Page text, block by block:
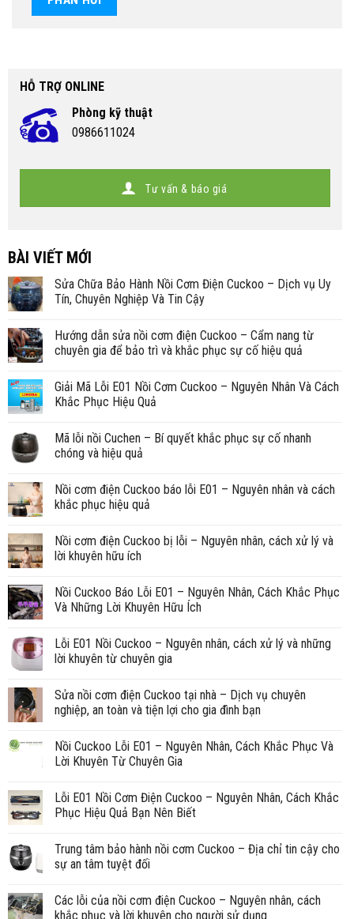
HỖ TRỢ ONLINE
Phòng kỹ thuật
0986611024
Tư vấn & báo giá
BÀI VIẾT MỚI
Sửa Chữa Bảo Hành Nồi Cơm Điện Cuckoo – Dịch vụ Uy
Tín, Chuyên Nghiệp Và Tin Cậy
Hướng dẫn sửa nồi cơm điện Cuckoo – Cẩm nang từ
chuyên gia để bảo trì và khắc phục sự cố hiệu quả
Giải Mã Lỗi E01 Nồi Cơm Cuckoo – Nguyên Nhân Và Cách
Khắc Phục Hiệu Quả
Mã lỗi nồi Cuchen – Bí quyết khắc phục sự cố nhanh
chóng và hiệu quả
Nồi cơm điện Cuckoo báo lỗi E01 – Nguyên nhân và cách
khắc phục hiệu quả
Nồi cơm điện Cuckoo bị lỗi – Nguyên nhân, cách xử lý và
lời khuyên hữu ích
Nồi Cuckoo Báo Lỗi E01 – Nguyên Nhân, Cách Khắc Phục
Và Những Lời Khuyên Hữu Ích
Lỗi E01 Nồi Cuckoo – Nguyên nhân, cách xử lý và những
lời khuyên từ chuyên gia
Sửa nồi cơm điện Cuckoo tại nhà – Dịch vụ chuyên
nghiệp, an toàn và tiện lợi cho gia đình bạn
Nồi Cuckoo Lỗi E01 – Nguyên Nhân, Cách Khắc Phục Và
Lời Khuyên Từ Chuyên Gia
Lỗi E01 Nồi Cơm Điện Cuckoo – Nguyên Nhân, Cách Khắc
Phục Hiệu Quả Bạn Nên Biết
Trung tâm bảo hành nồi cơm Cuckoo – Địa chỉ tin cậy cho
sự an tâm tuyệt đối
Các lỗi của nồi cơm điện Cuckoo – Nguyên nhân, cách
khắc phục và lời khuyên cho người sử dụng